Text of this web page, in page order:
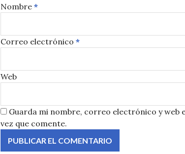
Nombre *
Correo electrónico *
Web
Guarda mi nombre, correo electrónico y web
vez que comente.